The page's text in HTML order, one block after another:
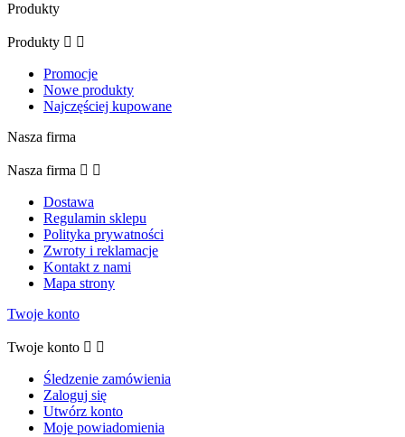
Produkty
Produkty  
Promocje
Nowe produkty
Najczęściej kupowane
Nasza firma
Nasza firma  
Dostawa
Regulamin sklepu
Polityka prywatności
Zwroty i reklamacje
Kontakt z nami
Mapa strony
Twoje konto
Twoje konto  
Śledzenie zamówienia
Zaloguj się
Utwórz konto
Moje powiadomienia